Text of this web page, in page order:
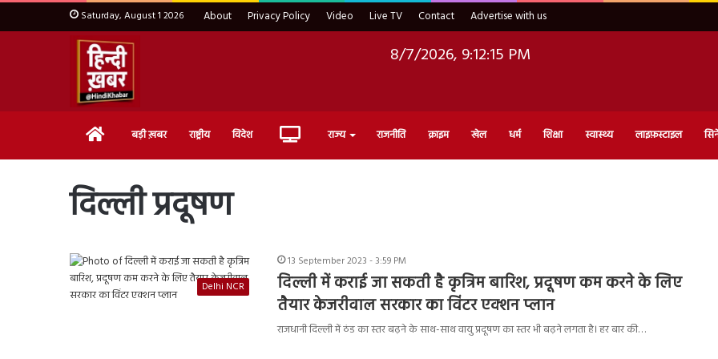
Saturday, August 1 2026 About Privacy Policy Video Live TV Contact Advertise with us
8/7/2026, 9:12:16 PM
Home बड़ी ख़बर राष्ट्रीय विदेश Live राज्य राजनीति क्राइम खेल धर्म शिक्षा स्वास्थ्य लाइफ़स्टाइल
दिल्ली प्रदूषण
Delhi NCR
13 September 2023 - 3:59 PM
दिल्ली में कराई जा सकती है कृत्रिम बारिश, प्रदूषण कम करने के लिए
तैयार केजरीवाल सरकार का विंटर एक्शन प्लान
राजधानी दिल्ली में ठंड का स्तर बढ़ने के साथ-साथ वायु प्रदूषण का स्तर भी बढ़ने लगता है। हर बार की…